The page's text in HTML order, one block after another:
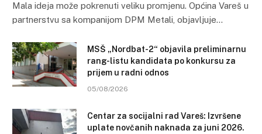
Mala ideja može pokrenuti veliku promjenu. Općina Vareš u
partnerstvu sa kompanijom DPM Metali, objavljuje…
MSŠ „Nordbat-2“ objavila preliminarnu
rang-listu kandidata po konkursu za
prijem u radni odnos
05/08/2026
Centar za socijalni rad Vareš: Izvršene
uplate novčanih naknada za juni 2026.